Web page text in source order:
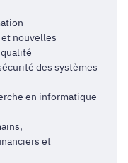
nouvelles
des systèmes
en informatique
et